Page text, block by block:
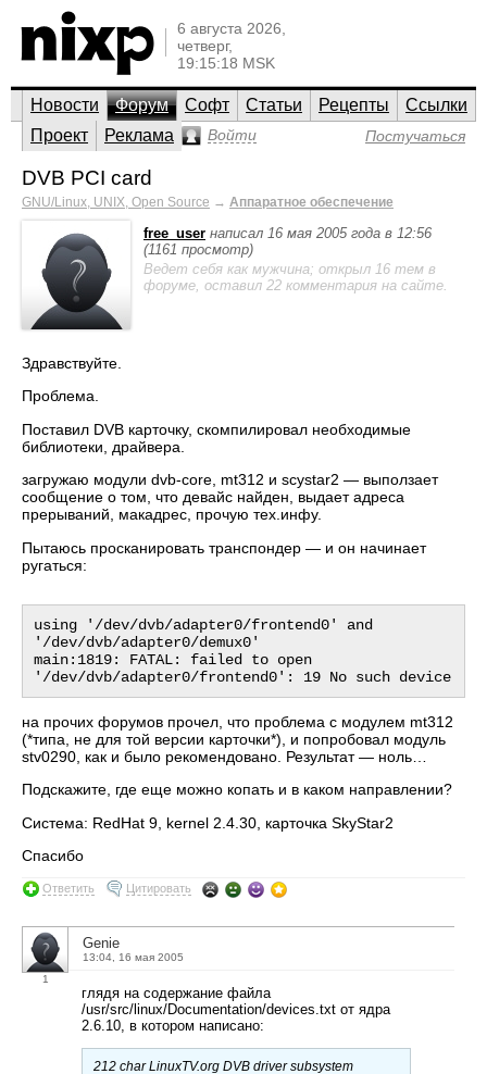
6 августа 2026,
четверг,
19:15:18 MSK
Новости Форум Софт Статьи Рецепты
Ссылки
Проект
Реклама Войти Постучаться
DVB PCI card
GNU/Linux, UNIX, Open Source → Аппаратное обеспечение
free_user написал 16 мая 2005 года в 12:56
(1161 просмотр)
Ведет себя как мужчина; открыл 16 тем в
форуме, оставил 22 комментария на сайте.
Здравствуйте.
Проблема.
Поставил DVB карточку, скомпилировал необходимые
библиотеки, драйвера.
загружаю модули dvb-core, mt312 и scystar2 — выползает
сообщение о том, что девайс найден, выдает адреса
прерываний, макадрес, прочую тех.инфу.
Пытаюсь просканировать транспондер — и он начинает
ругаться:
using '/dev/dvb/adapter0/frontend0' and
'/dev/dvb/adapter0/demux0'
main:1819: FATAL: failed to open
на прочих форумов прочел, что проблема с модулем mt312
(*типа, не для той версии карточки*), и попробовал модуль
stv0290, как и было рекомендовано. Результат — ноль…
Подскажите, где еще можно копать и в каком направлении?
Система: RedHat 9, kernel 2.4.30, карточка SkyStar2
Спасибо
Ответить Цитировать
1
Genie
13:04, 16 мая 2005
глядя на содержание файла
/usr/src/linux/Documentation/devices.txt от ядра
2.6.10, в котором написано:
212 char LinuxTV.org DVB driver subsystem